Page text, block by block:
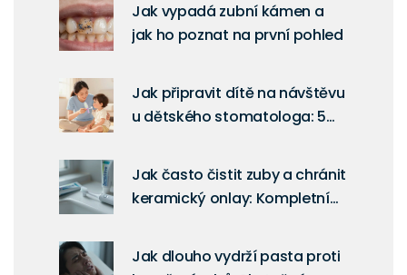
Jak vypadá zubní kámen a
jak ho poznat na první pohled
Jak připravit dítě na návštěvu
u dětského stomatologa: 5
Jak často čistit zuby a chránit
keramický onlay: Kompletní
Jak dlouho vydrží pasta proti